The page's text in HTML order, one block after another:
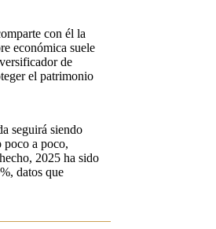
con él la
económica suele
de
el patrimonio
seguirá siendo
poco a poco,
2025 ha sido
datos que